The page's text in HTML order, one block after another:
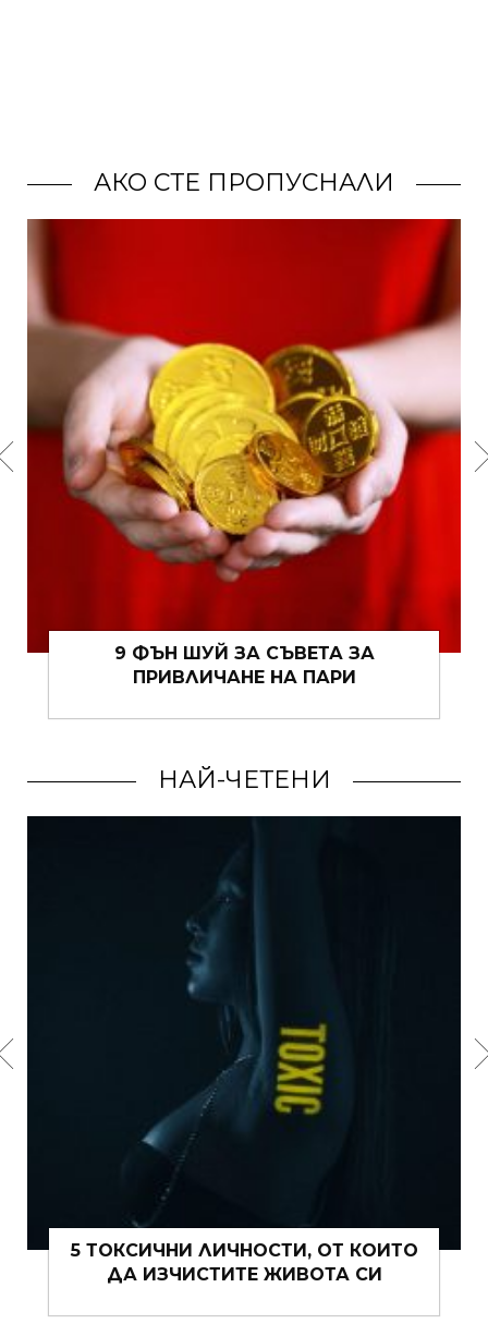
АКО СТЕ ПРОПУСНАЛИ
ЗА
КАКВО ДА ОБЛЕЧЕМ В
НАЙ-ЧЕТЕНИ
ОТ КОИТО
ЖИВОТА СИ
15 ЩИПКИ РОМАНТИКА
ВИ ТОВА